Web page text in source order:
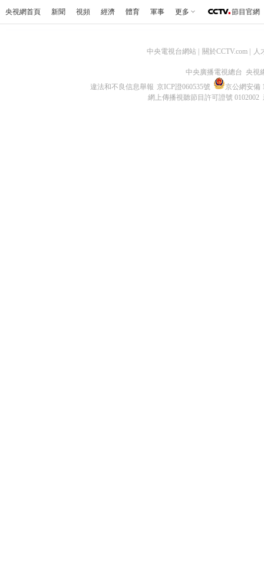
央視網首頁 新聞 視頻 經濟 體育 軍事 更多 節目官網
中央電視台網站 關於CCTV.com 人
中央廣播電視總台 央視
違法和不良信息舉報 京ICP證060535號
京公網安備
網上傳播視聽節目許可證號 0102002